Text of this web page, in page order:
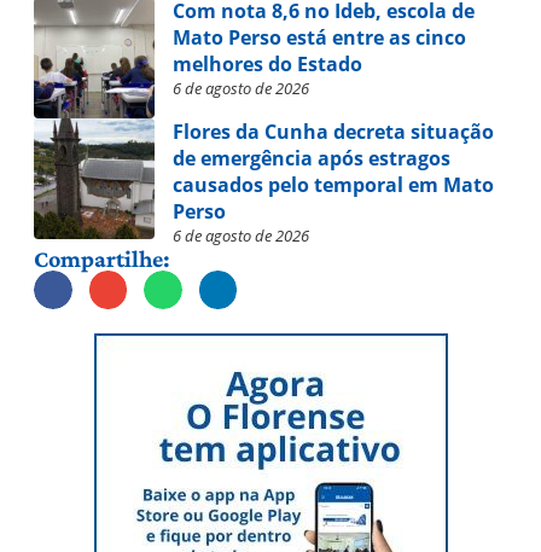
Com nota 8,6 no Ideb, escola de
Mato Perso está entre as cinco
melhores do Estado
6 de agosto de 2026
Flores da Cunha decreta situação
de emergência após estragos
causados pelo temporal em Mato
Perso
6 de agosto de 2026
Compartilhe: